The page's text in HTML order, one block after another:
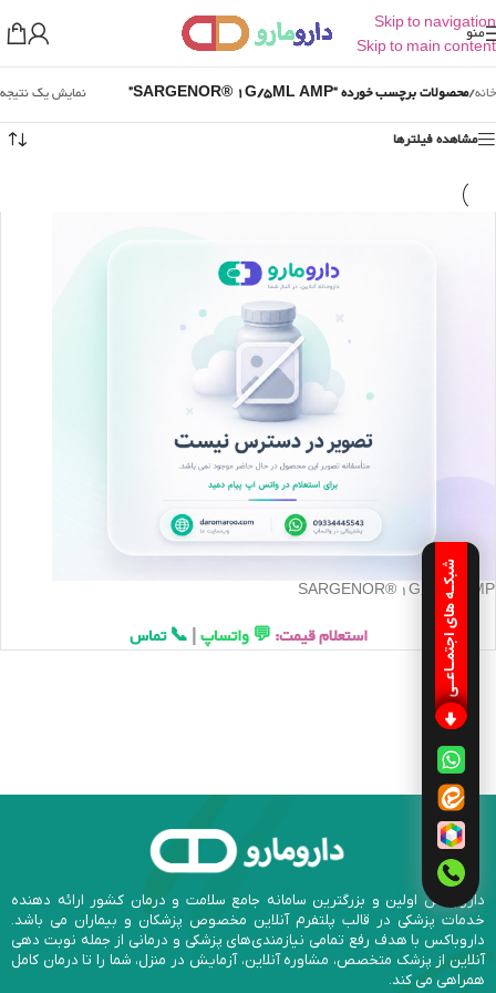
Skip to navigation
Skip to main content
منو
خانه/محصولات برچسب خورده “SARGENOR® 1G/5ML AMP”
نمایش یک نتیجه
مشاهده فیلترها
SARGENOR® 1G/5ML AMP
استعلام قیمت:💬 واتساپ|📞 تماس
داروباکس اولین و بزرگترین سامانه جامع سلامت و درمان کشور ارائه دهنده
خدمات پزشکی در قالب پلتفرم آنلاین مخصوص پزشکان و بیماران می باشد.
داروباکس با هدف رفع تمامی نیازمندی‌های پزشکی و درمانی از جمله نوبت دهی
آنلاین از پزشک متخصص، مشاوره آنلاین، آزمایش در منزل، شما را تا درمان کامل
همراهی می کند.
شبکـه های اجتمـاعـی